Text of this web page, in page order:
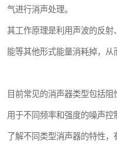
气进行消声处理。
其工作原理是利用声波的反
能等其他形式能量消耗掉，从
目前常见的消声器类型包括
用于不同频率和强度的噪声控
了解不同类型消声器的特性，